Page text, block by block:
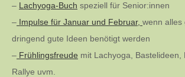
– Lachyoga-Buch speziell für Senior:innen
– Impulse für Januar und Februar, wenn alles
dringend gute Ideen benötigt werden
– Frühlingsfreude mit Lachyoga, Bastelideen,
Rallye uvm.